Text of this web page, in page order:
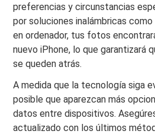
preferencias y circunstancias
por soluciones inalámbricas
en ordenador, tus fotos
nuevo iPhone, lo que garantizará
se queden atrás.
A medida que la tecnología siga
posible que aparezcan más
datos entre dispositivos.
actualizado con los últimos